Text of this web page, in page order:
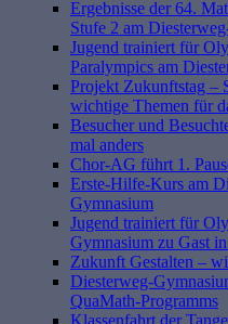
Ergebnisse der 64.
Stufe 2 am
Jugend trainiert für
Paralympics am
Projekt Zukunftstag –
wichtige Themen für
Besucher und
mal anders
Chor-AG führt 1.
Erste-Hilfe-Kurs am
Gymnasium
Jugend trainiert für
Gymnasium zu Gast
Zukunft Gestalten –
Diesterweg-
QuaMath-Programms